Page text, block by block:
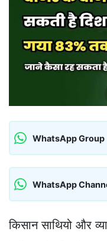
WhatsApp Group
WhatsApp
किसान साथियो और